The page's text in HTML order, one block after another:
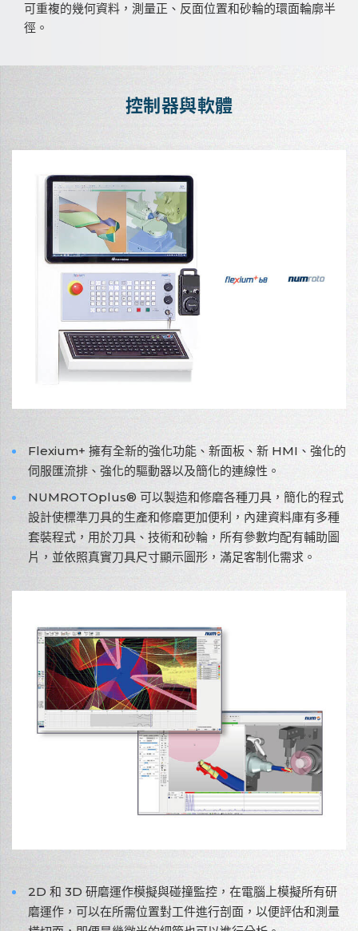
可重複的幾何資料，測量正、反面位置和砂輪的環面輪廓半
徑。
控制器與軟體
Flexium+ 擁有全新的強化功能、新面板、新 HMI、強化的
伺服匯流排、強化的驅動器以及簡化的連線性。
NUMROTOplus® 可以製造和修磨各種刀具，簡化的程式
設計使標準刀具的生產和修磨更加便利，內建資料庫有多種
套裝程式，用於刀具、技術和砂輪，所有參數均配有輔助圖
片，並依照真實刀具尺寸顯示圖形，滿足客制化需求。
2D 和 3D 研磨運作模擬與碰撞監控，在電腦上模擬所有研
磨運作，可以在所需位置對工件進行剖面，以便評估和測量